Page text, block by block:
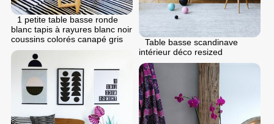
Table basse scandinave
intérieur déco resized
1 petite table basse ronde
blanc tapis à rayures blanc noir
coussins colorés canapé gris